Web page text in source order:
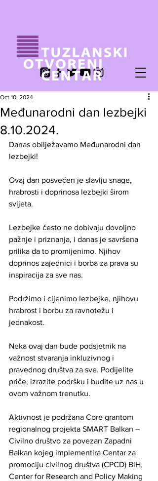
Međunarodni dan lezbejki
8.10.2024.
Oct 10, 2024
Danas obilježavamo Međunarodni dan
lezbejki!
Ovaj dan posvećen je slavlju snage,
hrabrosti i doprinosa lezbejki širom
svijeta.
Lezbejke često ne dobivaju dovoljno
pažnje i priznanja, i danas je savršena
prilika da to promijenimo. Njihov
doprinos zajednici i borba za prava su
inspiracija za sve nas.
Podržimo i cijenimo lezbejke, njihovu
hrabrost i borbu za ravnotežu i
jednakost.
Neka ovaj dan bude podsjetnik na
važnost stvaranja inkluzivnog i
pravednog društva za sve. Podijelite
priče, izrazite podršku i budite uz nas u
ovom važnom trenutku.
Aktivnost je podržana Core grantom
regionalnog projekta SMART Balkan –
Civilno društvo za povezan Zapadni
Balkan kojeg implementira Centar za
promociju civilnog društva (CPCD) BiH,
Center for Research and Policy Making